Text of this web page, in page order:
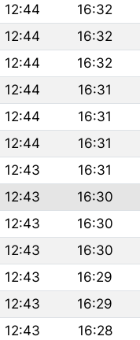
12:44 16:32
12:44 16:32
12:44 16:32
12:44 16:31
12:44 16:31
12:44 16:31
12:43 16:31
12:43 16:30
12:43 16:30
12:43 16:30
12:43 16:29
12:43 16:29
12:43 16:28